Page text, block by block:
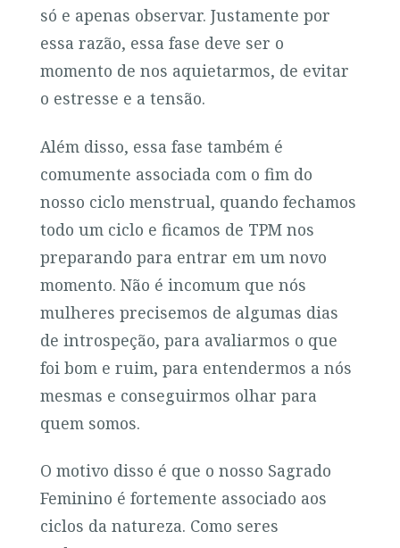
só e apenas observar. Justamente por
essa razão, essa fase deve ser o
momento de nos aquietarmos, de evitar
o estresse e a tensão.
Além disso, essa fase também é
comumente associada com o fim do
nosso ciclo menstrual, quando fechamos
todo um ciclo e ficamos de TPM nos
preparando para entrar em um novo
momento. Não é incomum que nós
mulheres precisemos de algumas dias
de introspeção, para avaliarmos o que
foi bom e ruim, para entendermos a nós
mesmas e conseguirmos olhar para
quem somos.
O motivo disso é que o nosso Sagrado
Feminino é fortemente associado aos
ciclos da natureza. Como seres